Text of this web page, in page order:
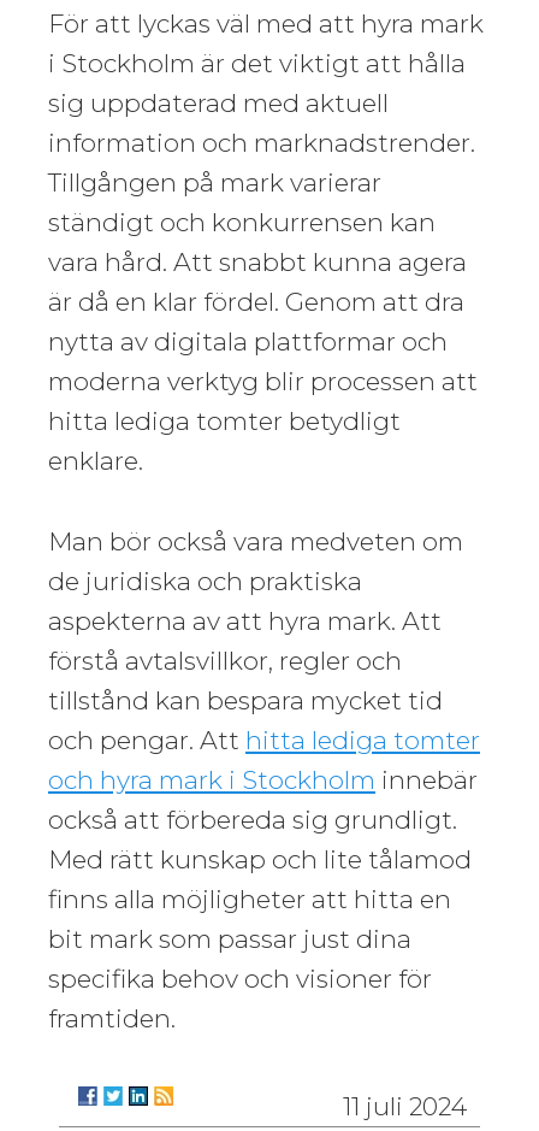
För att lyckas väl med att hyra mark
i Stockholm är det viktigt att hålla
sig uppdaterad med aktuell
information och marknadstrender.
Tillgången på mark varierar
ständigt och konkurrensen kan
vara hård. Att snabbt kunna agera
är då en klar fördel. Genom att dra
nytta av digitala plattformar och
moderna verktyg blir processen att
hitta lediga tomter betydligt
enklare.
Man bör också vara medveten om
de juridiska och praktiska
aspekterna av att hyra mark. Att
förstå avtalsvillkor, regler och
tillstånd kan bespara mycket tid
och pengar. Att hitta lediga tomter
och hyra mark i Stockholm innebär
också att förbereda sig grundligt.
Med rätt kunskap och lite tålamod
finns alla möjligheter att hitta en
bit mark som passar just dina
specifika behov och visioner för
framtiden.
11 juli 2024